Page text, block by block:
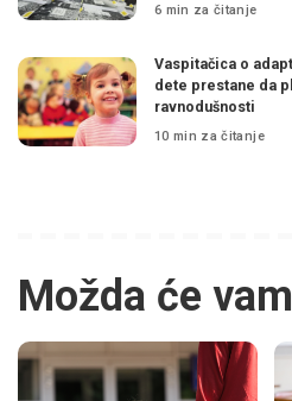
6 min za čitanje
Vaspitačica o
dete prestane da
ravnodušnosti
10 min za čitanje
Možda će